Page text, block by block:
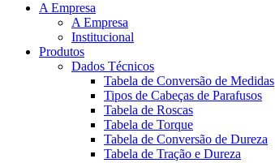
A Empresa
A Empresa
Institucional
Produtos
Dados Técnicos
Tabela de Conversão de Medidas
Tipos de Cabeças de Parafusos
Tabela de Roscas
Tabela de Torque
Tabela de Conversão de Dureza
Tabela de Tração e Dureza